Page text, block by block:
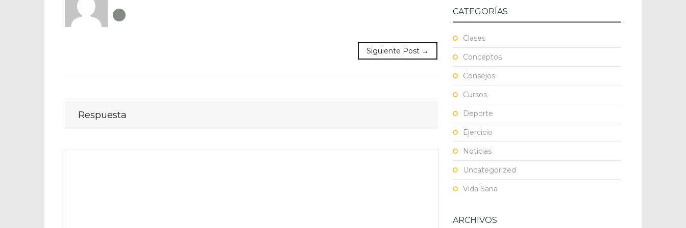
Siguiente Post →
Respuesta
CATEGORÍAS
Clases
Conceptos
Consejos
Cursos
Deporte
Ejercicio
Noticias
Uncategorized
Vida Sana
ARCHIVOS